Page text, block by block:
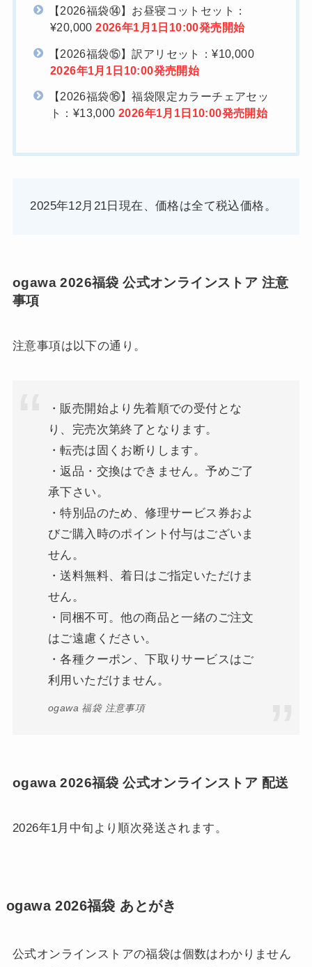
【2026福袋⑭】お昼寝コットセット：
¥20,0002026年1月1日10:00発売開始
【2026福袋⑮】訳アリセット：¥10,000
2026年1月1日10:00発売開始
【2026福袋⑯】福袋限定カラーチェアセッ
ト：¥13,000 2026年1月1日10:00発売開始
2025年12月21日現在、価格は全て税込価格。
ogawa 2026福袋 公式オンラインストア 注意
事項
注意事項は以下の通り。
・販売開始より先着順での受付とな
り、完売次第終了となります。
・転売は固くお断りします。
・返品・交換はできません。予めご了
承下さい。
・特別品のため、修理サービス券およ
びご購入時のポイント付与はございま
せん。
・送料無料、着日はご指定いただけま
せん。
・同梱不可。他の商品と一緒のご注文
はご遠慮ください。
・各種クーポン、下取りサービスはご
利用いただけません。
ogawa 福袋 注意事項
ogawa 2026福袋 公式オンラインストア 配送
2026年1月中旬より順次発送されます。
ogawa 2026福袋 あとがき
公式オンラインストアの福袋は個数はわかりません